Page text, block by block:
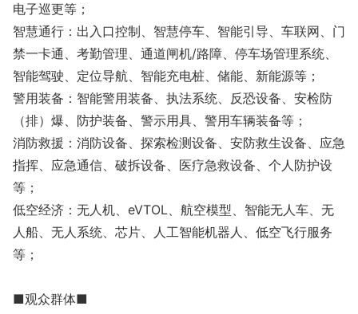
电子巡更等；
智慧通行：出入口控制、智慧停车、智能引导、车联网、门
禁一卡通、考勤管理、通道闸机/路障、停车场管理系统、
智能驾驶、定位导航、智能充电桩、储能、新能源等；
警用装备：智能警用装备、执法系统、反恐设备、安检防
（排）爆、防护装备、警示用具、警用车辆装备等；
消防救援：消防设备、探索检测设备、安防救生设备、应急
指挥、应急通信、破拆设备、医疗急救设备、个人防护设
等；
低空经济：无人机、eVTOL、航空模型、智能无人车、无
人船、无人系统、芯片、人工智能机器人、低空飞行服务
等；
■观众群体■